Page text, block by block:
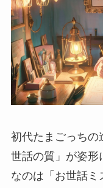
初代たまごっちの
世話の質」が姿形
なのは「お世話